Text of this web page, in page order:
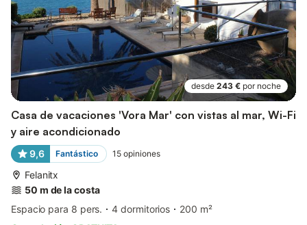
desde 243 € por noche
Casa de vacaciones 'Vora Mar' con vistas al mar, Wi-Fi
y aire acondicionado
9,6 Fantástico 15 opiniones
Felanitx
50 m de la costa
Espacio para 8 pers.
4 dormitorios
200 m²